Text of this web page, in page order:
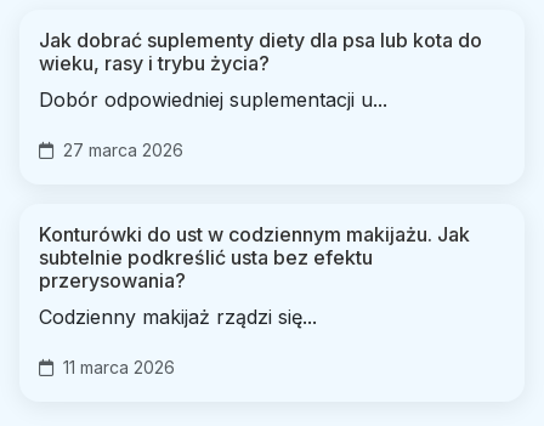
Jak dobrać suplementy diety dla psa lub kota do
wieku, rasy i trybu życia?
Dobór odpowiedniej suplementacji u...
27 marca 2026
Konturówki do ust w codziennym makijażu. Jak
subtelnie podkreślić usta bez efektu
przerysowania?
Codzienny makijaż rządzi się...
11 marca 2026